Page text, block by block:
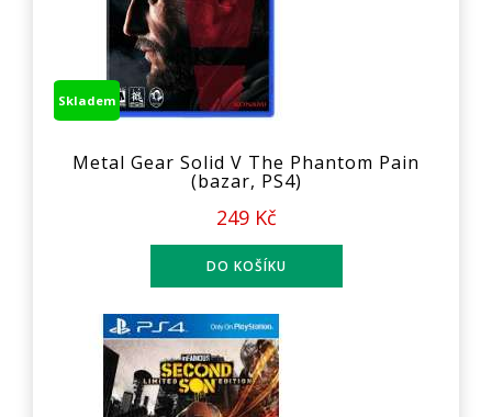
Skladem
Metal Gear Solid V The Phantom Pain
(bazar, PS4)
249 Kč